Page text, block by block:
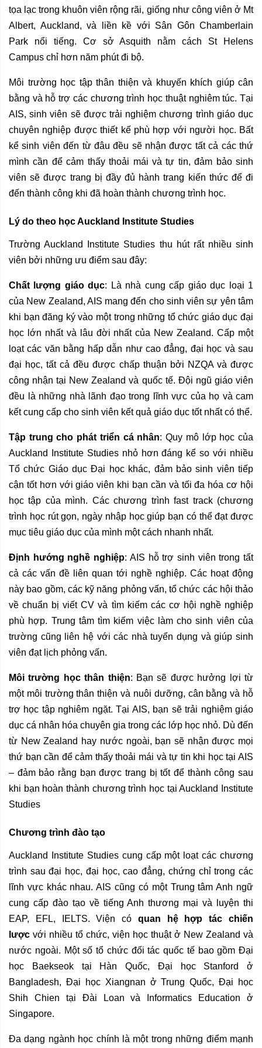
tọa lạc trong khuôn viên rộng rãi, giống như công viên ở Mt
Albert, Auckland, và liền kề với Sân Gôn Chamberlain
Park nổi tiếng. Cơ sở Asquith nằm cách St Helens
Campus chỉ hơn năm phút đi bộ.
Môi trường học tập thân thiện và khuyến khích giúp cân
bằng và hỗ trợ các chương trình học thuật nghiêm túc. Tại
AIS, sinh viên sẽ được trải nghiệm chương trình giáo dục
chuyên nghiệp được thiết kế phù hợp với người học. Bất
kể sinh viên đến từ đâu đều sẽ nhận được tất cả các thứ
mình cần để cảm thấy thoải mái và tự tin, đảm bảo sinh
viên sẽ được trang bị đầy đủ hành trang kiến thức để đi
đến thành công khi đã hoàn thành chương trình học.
Lý do theo học Auckland Institute Studies
Trường Auckland Institute Studies thu hút rất nhiều sinh
viên bởi những ưu điểm sau đây:
Chất lượng giáo dục: Là nhà cung cấp giáo dục loại 1
của New Zealand, AIS mang đến cho sinh viên sự yên tâm
khi bạn đăng ký vào một trong những tổ chức giáo dục đại
học lớn nhất và lâu đời nhất của New Zealand. Cấp một
loạt các văn bằng hấp dẫn như cao đẳng, đại học và sau
đại học, tất cả đều được chấp thuận bởi NZQA và được
công nhận tại New Zealand và quốc tế. Đội ngũ giáo viên
đều là những nhà lãnh đạo trong lĩnh vực của họ và cam
kết cung cấp cho sinh viên kết quả giáo dục tốt nhất có thể.
Tập trung cho phát triển cá nhân: Quy mô lớp học của
Auckland Institute Studies nhỏ hơn đáng kể so với nhiều
Tổ chức Giáo dục Đại học khác, đảm bảo sinh viên tiếp
cận tốt hơn với giáo viên khi bạn cần và tối đa hóa cơ hội
học tập của mình. Các chương trình fast track (chương
trình học rút gọn, ngày nhập học giúp bạn có thể đạt được
mục tiêu giáo dục của mình một cách nhanh nhất.
Định hướng nghề nghiệp: AIS hỗ trợ sinh viên trong tất
cả các vấn đề liên quan tới nghề nghiệp. Các hoạt động
này bao gồm, các kỹ năng phỏng vấn, tổ chức các hội thảo
về chuẩn bị viết CV và tìm kiếm các cơ hội nghề nghiệp
phù hợp. Trung tâm tìm kiếm việc làm cho sinh viên của
trường cũng liên hệ với các nhà tuyển dụng và giúp sinh
viên đạt lịch phỏng vấn.
Môi trường học thân thiện: Bạn sẽ được hưởng lợi từ
một môi trường thân thiện và nuôi dưỡng, cân bằng và hỗ
trợ học tập nghiêm ngặt. Tại AIS, bạn sẽ trải nghiệm giáo
dục cá nhân hóa chuyên gia trong các lớp học nhỏ. Dù đến
từ New Zealand hay nước ngoài, bạn sẽ nhận được mọi
thứ bạn cần để cảm thấy thoải mái và tự tin khi học tại AIS
– đảm bảo rằng bạn được trang bị tốt để thành công sau
khi bạn hoàn thành chương trình học tại Auckland Institute
Studies
Chương trình đào tạo
Auckland Institute Studies cung cấp một loạt các chương
trình sau đại học, đại học, cao đẳng, chứng chỉ trong các
lĩnh vực khác nhau. AIS cũng có một Trung tâm Anh ngữ
cung cấp đào tạo về tiếng Anh thương mại và luyện thi
EAP, EFL, IELTS. Viện có quan hệ hợp tác chiến
lược với nhiều tổ chức, viện học thuật ở New Zealand và
nước ngoài. Một số tổ chức đối tác quốc tế bao gồm Đại
học Baekseok tại Hàn Quốc, Đại học Stanford ở
Bangladesh, Đại học Xiangnan ở Trung Quốc, Đại học
Shih Chien tại Đài Loan và Informatics Education ở
Singapore.
Đa dạng ngành học chính là một trong những điểm mạnh